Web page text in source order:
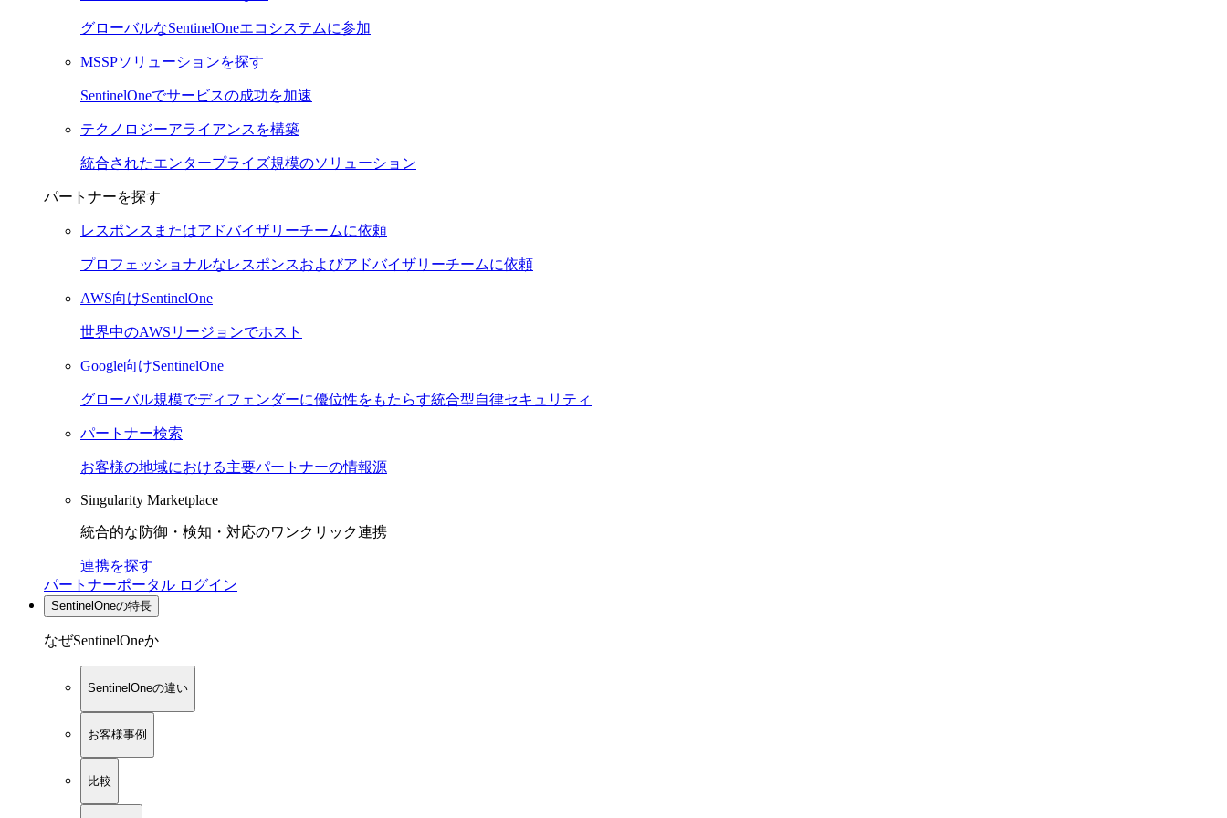
グローバルなSentinelOneエコシステムに参加
MSSPソリューションを探す
SentinelOneでサービスの成功を加速
テクノロジーアライアンスを構築
統合されたエンタープライズ規模のソリューション
パートナーを探す
レスポンスまたはアドバイザリーチームに依頼
プロフェッショナルなレスポンスおよびアドバイザリーチームに依頼
AWS向けSentinelOne
世界中のAWSリージョンでホスト
Google向けSentinelOne
グローバル規模でディフェンダーに優位性をもたらす統合型自律セキュリティ
パートナー検索
お客様の地域における主要パートナーの情報源
Singularity Marketplace
統合的な防御・検知・対応のワンクリック連携
連携を探す
パートナーポータル ログイン
SentinelOneの特長
なぜSentinelOneか
SentinelOneの違い
お客様事例
比較